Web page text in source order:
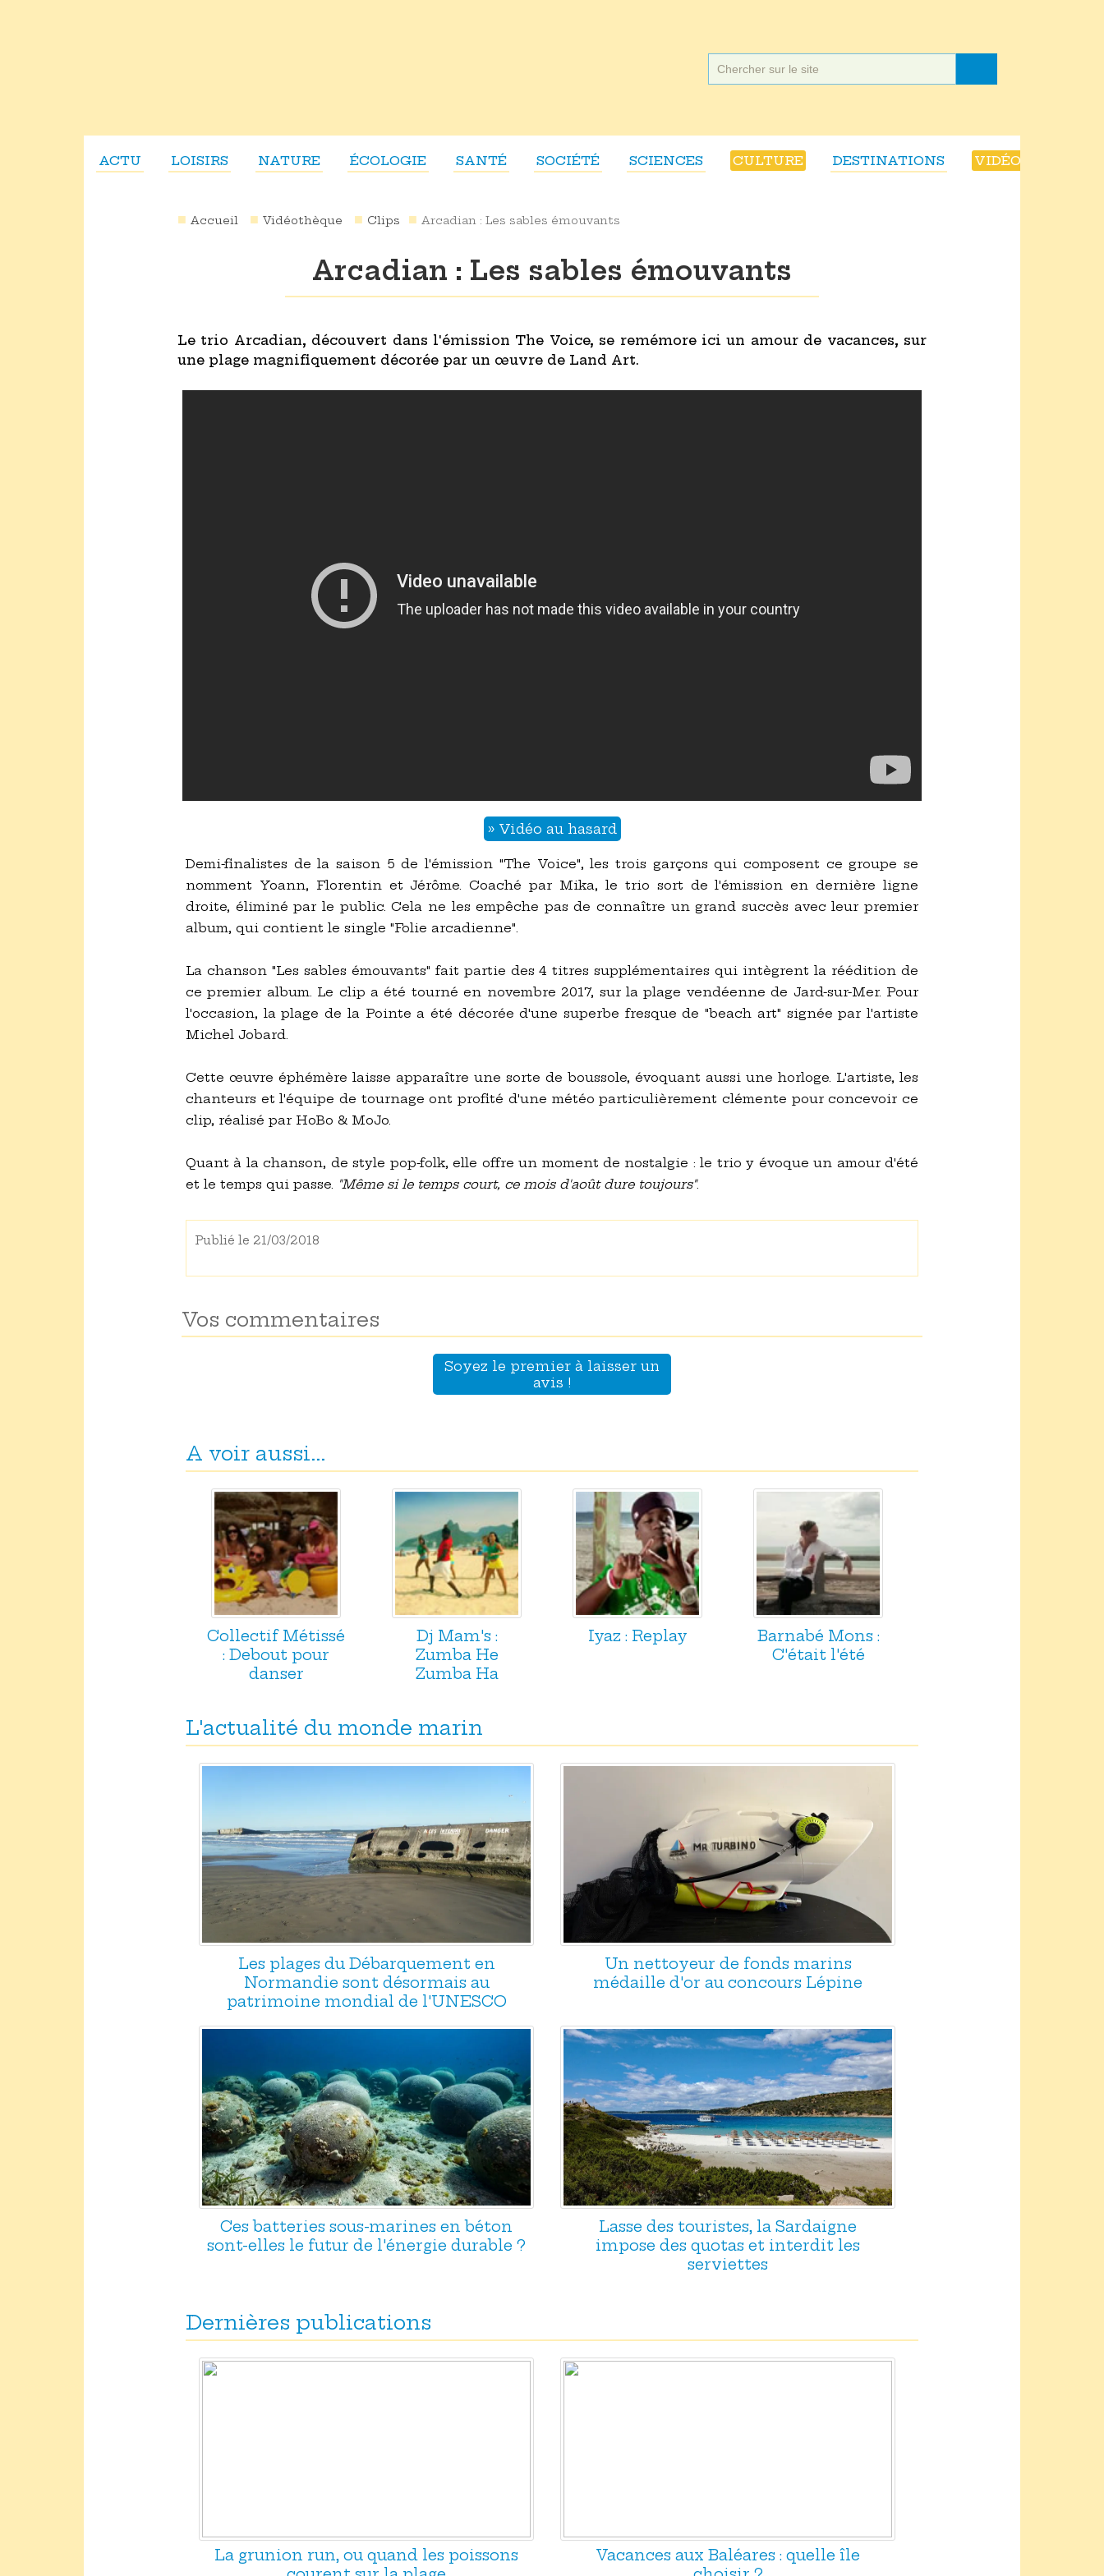
ACTU LOISIRS NATURE ÉCOLOGIE SANTÉ SOCIÉTÉ SCIENCES CULTURE DESTINATIONS VIDÉOS
Accueil Vidéothèque Clips Arcadian : Les sables émouvants
Arcadian : Les sables émouvants
Le trio Arcadian, découvert dans l'émission The Voice, se remémore ici un amour de vacances, sur
une plage magnifiquement décorée par un œuvre de Land Art.
» Vidéo au hasard
Demi-finalistes de la saison 5 de l'émission "The Voice", les trois garçons qui composent ce groupe se
nomment Yoann, Florentin et Jérôme. Coaché par Mika, le trio sort de l'émission en dernière ligne
droite, éliminé par le public. Cela ne les empêche pas de connaître un grand succès avec leur premier
album, qui contient le single "Folie arcadienne".
La chanson "Les sables émouvants" fait partie des 4 titres supplémentaires qui intègrent la réédition de
ce premier album. Le clip a été tourné en novembre 2017, sur la plage vendéenne de Jard-sur-Mer. Pour
l'occasion, la plage de la Pointe a été décorée d'une superbe fresque de "beach art" signée par l'artiste
Michel Jobard.
Cette œuvre éphémère laisse apparaître une sorte de boussole, évoquant aussi une horloge. L'artiste, les
chanteurs et l'équipe de tournage ont profité d'une météo particulièrement clémente pour concevoir ce
clip, réalisé par HoBo & MoJo.
Quant à la chanson, de style pop-folk, elle offre un moment de nostalgie : le trio y évoque un amour d'été
et le temps qui passe. "Même si le temps court, ce mois d'août dure toujours".
Publié le 21/03/2018
Vos commentaires
Soyez le premier à laisser un
avis !
A voir aussi...
Collectif Métissé
: Debout pour
danser
Dj Mam's :
Zumba He
Zumba Ha
Iyaz : Replay
Barnabé Mons :
C'était l'été
L'actualité du monde marin
Les plages du Débarquement en
Normandie sont désormais au
patrimoine mondial de l'UNESCO
Un nettoyeur de fonds marins
médaille d'or au concours Lépine
Ces batteries sous-marines en béton
sont-elles le futur de l'énergie durable ?
Lasse des touristes, la Sardaigne
impose des quotas et interdit les
serviettes
Dernières publications
La grunion run, ou quand les poissons
Vacances aux Baléares : quelle île